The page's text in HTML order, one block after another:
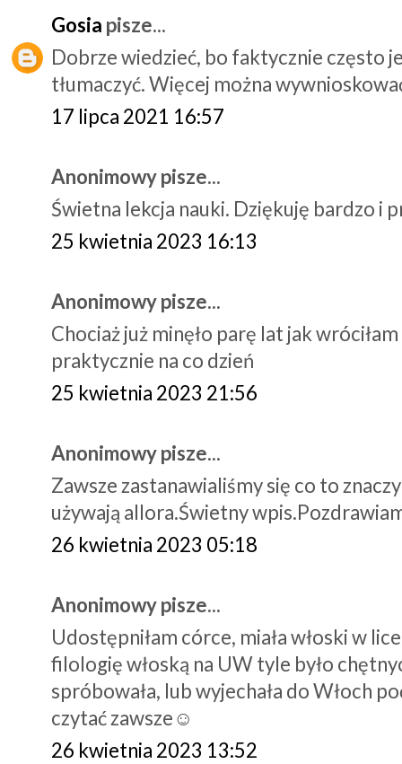
Gosia pisze...
Dobrze wiedzieć, bo faktycznie często
tłumaczyć. Więcej można
17 lipca 2021 16:57
Anonimowy pisze...
Świetna lekcja nauki. Dziękuję bardzo i
25 kwietnia 2023 16:13
Anonimowy pisze...
Chociaż już minęło parę lat jak
praktycznie na co dzień
25 kwietnia 2023 21:56
Anonimowy pisze...
Zawsze zastanawialiśmy się co to
używają allora.Świetny
26 kwietnia 2023 05:18
Anonimowy pisze...
Udostępniłam córce, miała włoski w
filologię włoską na UW tyle było
spróbowała, lub wyjechała do Włoch
czytać zawsze☺
26 kwietnia 2023 13:52